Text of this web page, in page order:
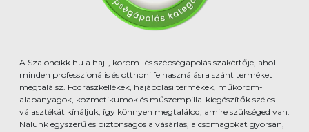
A Szaloncikk.hu a haj-, köröm- és szépségápolás szakértője, ahol
minden professzionális és otthoni felhasználásra szánt terméket
megtalálsz. Fodrászkellékek, hajápolási termékek, műköröm-
alapanyagok, kozmetikumok és műszempilla-kiegészítők széles
választékát kínáljuk, így könnyen megtalálod, amire szükséged van.
Nálunk egyszerű és biztonságos a vásárlás, a csomagokat gyorsan,